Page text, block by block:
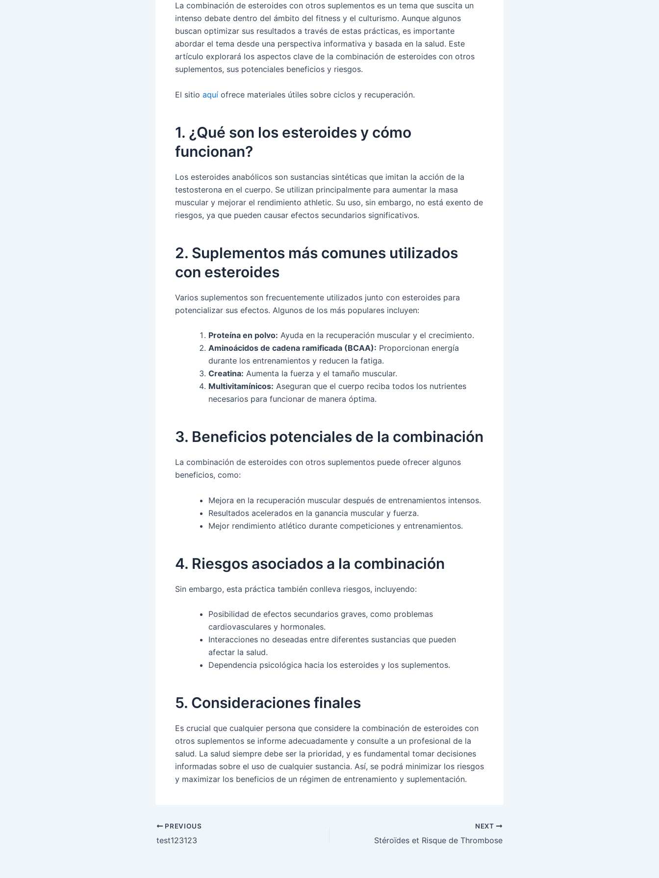
La combinación de esteroides con otros suplementos es un tema que suscita un
intenso debate dentro del ámbito del fitness y el culturismo. Aunque algunos
buscan optimizar sus resultados a través de estas prácticas, es importante
abordar el tema desde una perspectiva informativa y basada en la salud. Este
artículo explorará los aspectos clave de la combinación de esteroides con otros
suplementos, sus potenciales beneficios y riesgos.
El sitio aquí ofrece materiales útiles sobre ciclos y recuperación.
1. ¿Qué son los esteroides y cómo
funcionan?
Los esteroides anabólicos son sustancias sintéticas que imitan la acción de la
testosterona en el cuerpo. Se utilizan principalmente para aumentar la masa
muscular y mejorar el rendimiento athletic. Su uso, sin embargo, no está exento de
riesgos, ya que pueden causar efectos secundarios significativos.
2. Suplementos más comunes utilizados
con esteroides
Varios suplementos son frecuentemente utilizados junto con esteroides para
potencializar sus efectos. Algunos de los más populares incluyen:
Proteína en polvo: Ayuda en la recuperación muscular y el crecimiento.
Aminoácidos de cadena ramificada (BCAA): Proporcionan energía
durante los entrenamientos y reducen la fatiga.
Creatina: Aumenta la fuerza y el tamaño muscular.
Multivitamínicos: Aseguran que el cuerpo reciba todos los nutrientes
necesarios para funcionar de manera óptima.
3. Beneficios potenciales de la combinación
La combinación de esteroides con otros suplementos puede ofrecer algunos
beneficios, como:
Mejora en la recuperación muscular después de entrenamientos intensos.
Resultados acelerados en la ganancia muscular y fuerza.
Mejor rendimiento atlético durante competiciones y entrenamientos.
4. Riesgos asociados a la combinación
Sin embargo, esta práctica también conlleva riesgos, incluyendo:
Posibilidad de efectos secundarios graves, como problemas
cardiovasculares y hormonales.
Interacciones no deseadas entre diferentes sustancias que pueden
afectar la salud.
Dependencia psicológica hacia los esteroides y los suplementos.
5. Consideraciones finales
Es crucial que cualquier persona que considere la combinación de esteroides con
otros suplementos se informe adecuadamente y consulte a un profesional de la
salud. La salud siempre debe ser la prioridad, y es fundamental tomar decisiones
informadas sobre el uso de cualquier sustancia. Así, se podrá minimizar los riesgos
y maximizar los beneficios de un régimen de entrenamiento y suplementación.
PREVIOUS
test123123
NEXT
Stéroïdes et Risque de Thrombose